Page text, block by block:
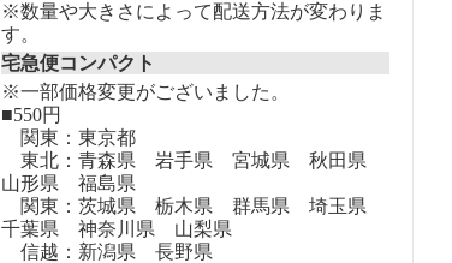
※数量や大きさによって配送方法が変わりま
す。
宅急便コンパクト
※一部価格変更がございました。
■550円
関東：東京都
東北：青森県 岩手県 宮城県 秋田県
山形県 福島県
関東：茨城県 栃木県 群馬県 埼玉県
千葉県 神奈川県 山梨県
信越：新潟県 長野県